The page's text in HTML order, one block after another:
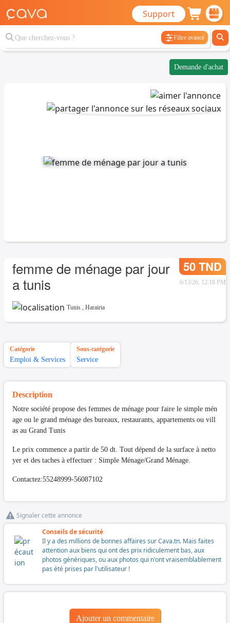
Support
Filtre avancé
Demande d'achat
femme de ménage par jour
a tunis
50 TND
6/13/26, 12:18 PM
Tunis , Harairia
Catégorie
Emploi & Services
Sous-catégorie
Service
Description
Notre société propose des femmes de ménage pour faire le simple mén
age ou le grand ménage des bureaux, restaurants, appartements ou vill
as au Grand Tunis
Le prix commence a partir de 50 dt. Tout dépend de la surface à netto
yer et des taches à effectuer : Simple Ménage/Grand Ménage.
Contactez:55248999-56087102
Signaler cette annonce
Conseils de sécurité
Il y a des millions de bonnes affaires sur Cava.tn. Mais faites
attention aux biens qui ont des prix ridiculement bas, aux
photos génériques, ou aux photos qui n'ont vraisemblablement
pas été prises par l'utilisateur !
Ajouter un commentaire